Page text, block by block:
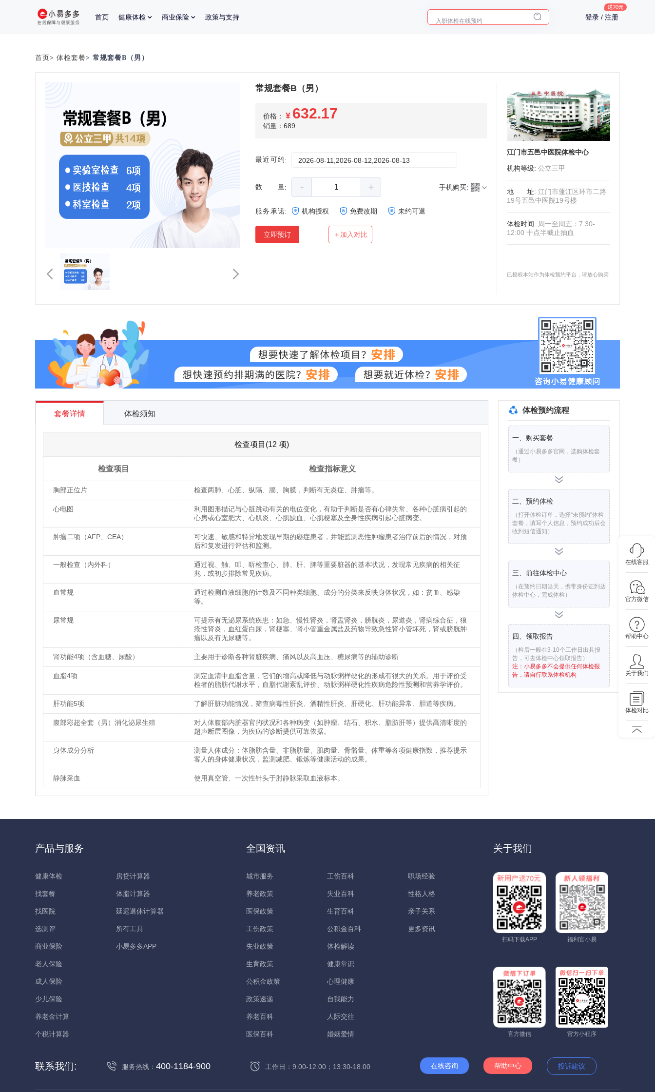
首页 健康体检 商业保险 政策与支持 入职体检在线预约 登录 / 注册
在线客服
官方微信
帮助中心
关于我们
体检对比
首页> 体检套餐> 常规套餐B（男）
常规套餐B（男）
价格： ¥ 632.17
销量：689
最近可约: 2026-08-11,2026-08-12,2026-08-13
数量: - + 手机购买:
服务承诺: 机构授权 免费改期 未约可退
立即预订 ＋加入对比
江门市五邑中医院体检中心
机构等级: 公立三甲
地址: 江门市蓬江区环市二路
19号五邑中医院19号楼
体检时间: 周一至周五：7:30-
12:00 十点半截止抽血
已授权本站作为体检预约平台，请放心购买
套餐详情 体检须知
检查项目(12 项)
检查项目 检查指标意义
胸部正位片 检查两肺、心脏、纵隔、膈、胸膜，判断有无炎症、肿瘤等。
心电图
利用图形描记与心脏跳动有关的电位变化，有助于判断是否有心律失常、各种心脏病引起的
心房或心室肥大、心肌炎、心肌缺血、心肌梗塞及全身性疾病引起心脏病变。
肿瘤二项（AFP、CEA）
可快速、敏感和特异地发现早期的癌症患者，并能监测恶性肿瘤患者治疗前后的情况，对预
后和复发进行评估和监测。
一般检查（内外科）
通过视、触、叩、听检查心、肺、肝、脾等重要脏器的基本状况，发现常见疾病的相关征
兆，或初步排除常见疾病。
血常规
通过检测血液细胞的计数及不同种类细胞、成分的分类来反映身体状况，如：贫血、感染
等。
尿常规
可提示有无泌尿系统疾患：如急、慢性肾炎，肾盂肾炎，膀胱炎，尿道炎，肾病综合征，狼
疮性肾炎，血红蛋白尿，肾梗塞、肾小管重金属盐及药物导致急性肾小管坏死，肾或膀胱肿
瘤以及有无尿糖等。
肾功能4项（含血糖、尿酸） 主要用于诊断各种肾脏疾病、痛风以及高血压、糖尿病等的辅助诊断
血脂4项
测定血清中血脂含量，它们的增高或降低与动脉粥样硬化的形成有很大的关系。用于评价受
检者的脂肪代谢水平，血脂代谢紊乱评价、动脉粥样硬化性疾病危险性预测和营养学评价。
肝功能5项 了解肝脏功能情况，筛查病毒性肝炎、酒精性肝炎、肝硬化、肝功能异常、胆道等疾病。
腹部彩超全套（男）消化泌尿生殖
对人体腹部内脏器官的状况和各种病变（如肿瘤、结石、积水、脂肪肝等）提供高清晰度的
超声断层图像，为疾病的诊断提供可靠依据。
身体成分分析
测量人体成分：体脂肪含量、非脂肪量、肌肉量、骨骼量、体重等各项健康指数，推荐提示
客人的身体健康状况，监测减肥、锻炼等健康活动的成果。
静脉采血 使用真空管、一次性针头于肘静脉采取血液标本。
体检预约流程
一、购买套餐
（通过小易多多官网，选购体检套
餐）
二、预约体检
（打开体检订单，选择“未预约”体检
套餐，填写个人信息，预约成功后会
收到短信通知）
三、前往体检中心
（在预约日期当天，携带身份证到达
体检中心，完成体检）
四、领取报告
（检后一般在3-10个工作日出具报
告，可去体检中心领取报告）
注：小易多多不会提供任何体检报
告，请自行联系体检机构
产品与服务
健康体检
找套餐
找医院
选测评
商业保险
老人保险
成人保险
少儿保险
养老金计算
个税计算器
房贷计算器
体脂计算器
延迟退休计算器
所有工具
小易多多APP
全国资讯
城市服务
养老政策
医保政策
工伤政策
失业政策
生育政策
公积金政策
政策速递
养老百科
医保百科
工伤百科
失业百科
生育百科
公积金百科
体检解读
健康常识
心理健康
自我能力
人际交往
婚姻爱情
职场经验
性格人格
亲子关系
更多资讯
关于我们
扫码下载APP 福利官小易
官方微信 官方小程序
联系我们: 服务热线： 400-1184-900 工作日：9:00-12:00；13:30-18:00 在线咨询 帮助中心 投诉建议